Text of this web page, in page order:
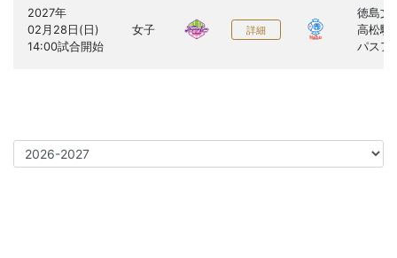
2027年
02月28日(日)
女子 詳細
徳島文
高松駅
パスア